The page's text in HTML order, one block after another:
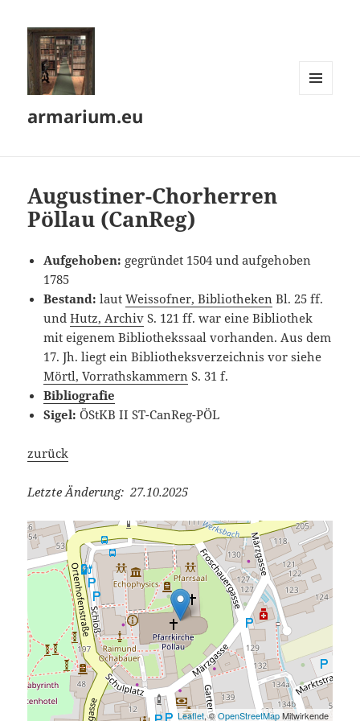
armarium.eu
Augustiner-Chorherren
Pöllau (CanReg)
Aufgehoben: gegründet 1504 und aufgehoben
1785
Bestand: lautWeissofner, Bibliotheken Bl. 25 ff.
undHutz, Archiv S. 121 ff. war eine Bibliothek
mit eigenem Bibliothekssaal vorhanden. Aus dem
17. Jh. liegt ein Bibliotheksverzeichnis vor siehe
Mörtl, Vorrathskammern S. 31 f.
Bibliografie
Sigel: ÖStKB II ST-CanReg-PÖL
zurück
Letzte Änderung: 27.10.2025
Leaflet, ©OpenStreetMapMitwirkende